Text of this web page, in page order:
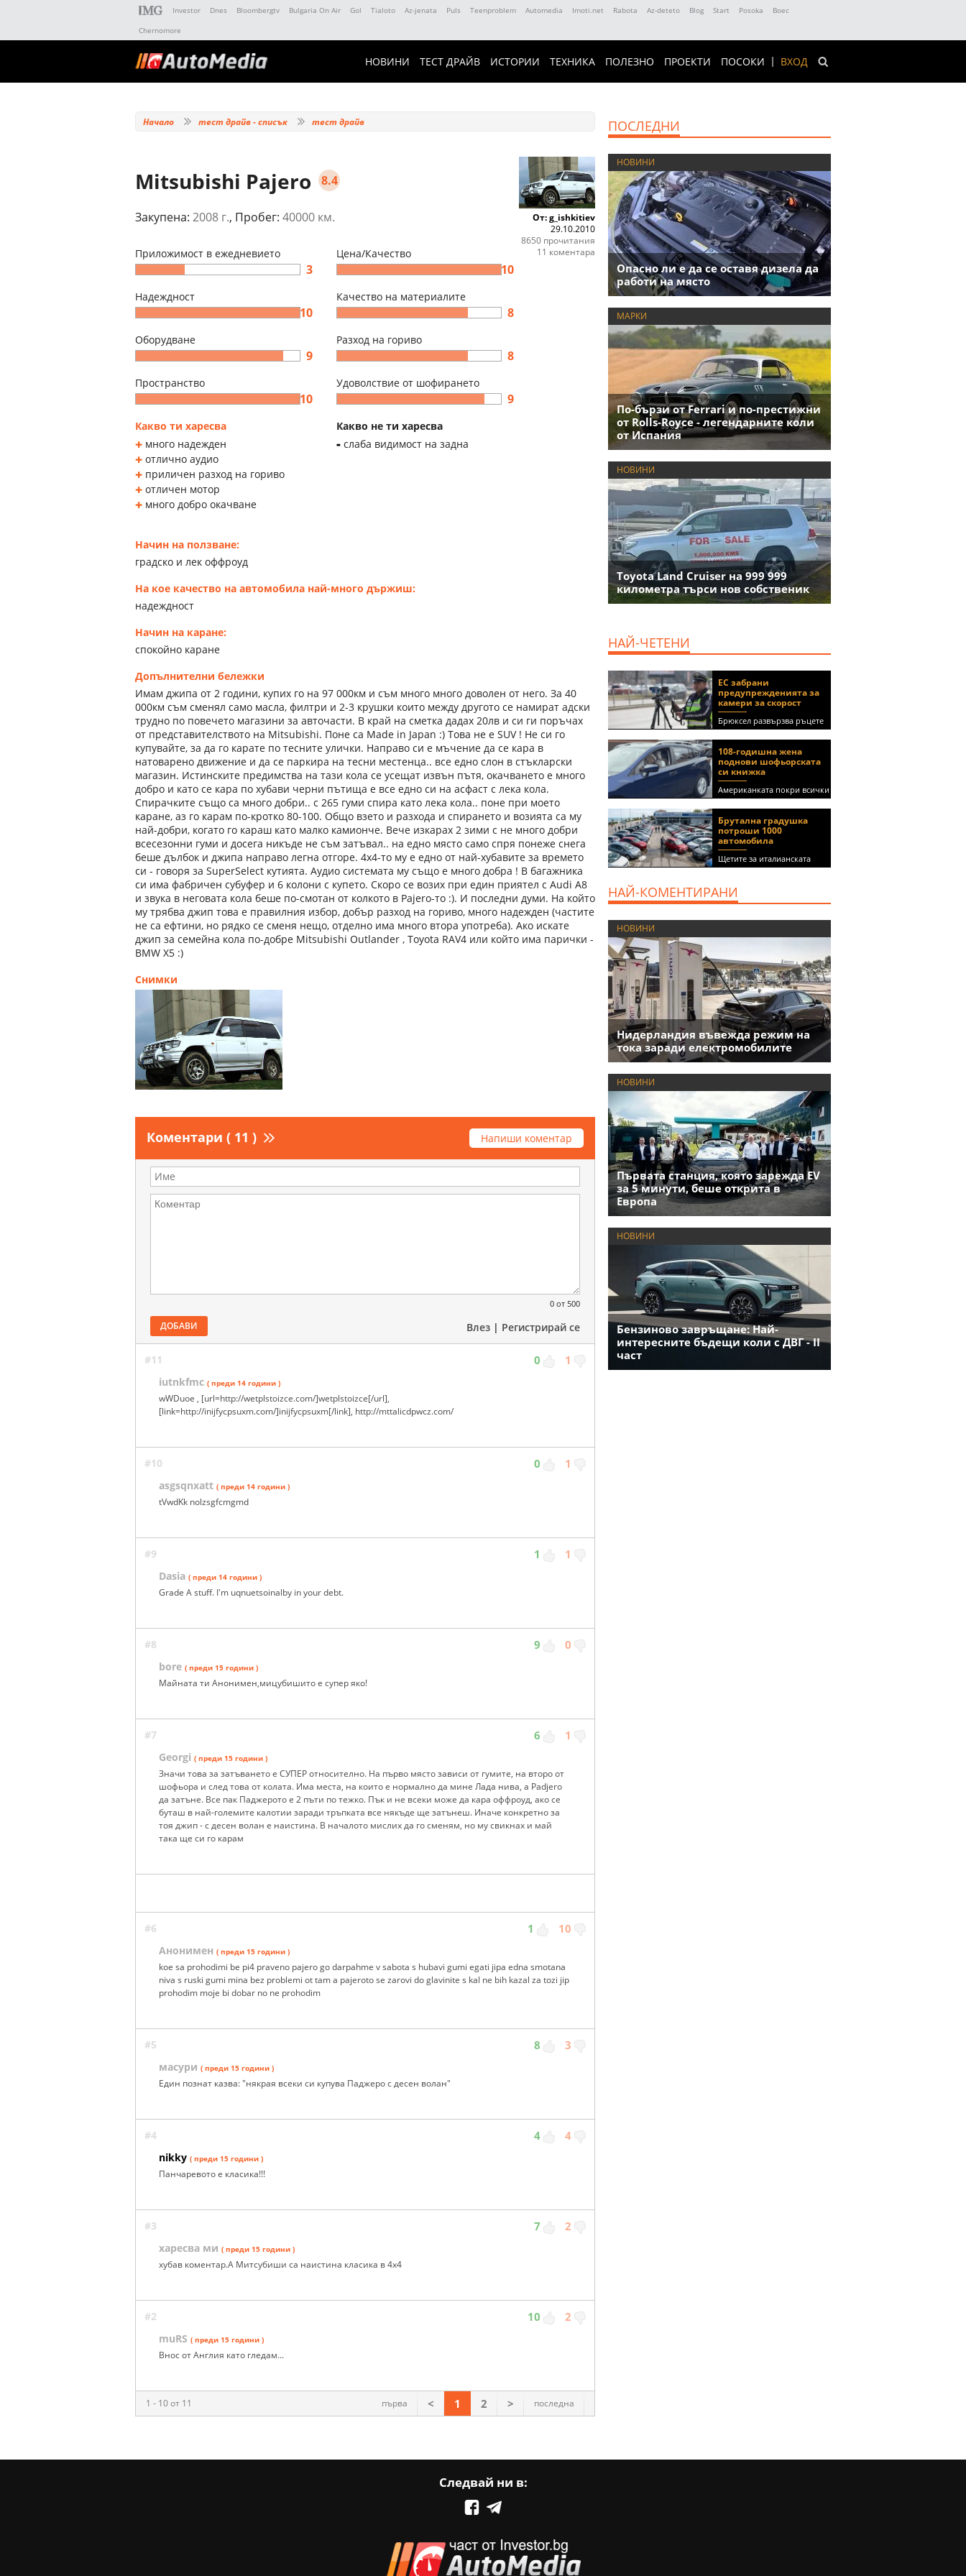
Investor Dnes Bloombergtv Bulgaria On Air Gol Tialoto Az-jenata Puls Teenproblem Automedia Imoti.net Rabota Az-deteto Blog Start Posoka
Boec
Chernomore
ВХОД
НОВИНИ ТЕСТ ДРАЙВ ИСТОРИИ ТЕХНИКА ПОЛЕЗНО ПРОЕКТИ ПОСОКИ
Начало тест драйв - списък тест драйв
Mitsubishi Pajero 8.4
Закупена: 2008 г., Пробег: 40000 км.
Приложимост в ежедневието
3
Надеждност
10
Оборудване
9
Пространство
10
Какво ти харесва
много надежден
отлично аудио
приличен разход на гориво
отличен мотор
много добро окачване
Цена/Качество
10
Качество на материалите
8
Разход на гориво
8
Удоволствие от шофирането
9
Какво не ти харесва
слаба видимост на задна
От: g_ishkitiev
29.10.2010
8650 прочитания
11 коментара
Начин на ползване:
градско и лек оффроуд
На кое качество на автомобила най-много държиш:
надеждност
Начин на каране:
спокойно каране
Допълнителни бележки
Имам джипа от 2 години, купих го на 97 000км и съм много много доволен от него. За 40
000км съм сменял само масла, филтри и 2-3 крушки които между другото се намират адски
трудно по повечето магазини за авточасти. В край на сметка дадах 20лв и си ги поръчах
от представителството на Mitsubishi. Поне са Made in Japan :) Това не е SUV ! Не си го
купувайте, за да го карате по тесните улички. Направо си е мъчение да се кара в
натоварено движение и да се паркира на тесни местенца.. все едно слон в стъкларски
магазин. Истинските предимства на тази кола се усещат извън пътя, окачването е много
добро и като се кара по хубави черни пътища е все едно си на асфаст с лека кола.
Спирачките също са много добри.. с 265 гуми спира като лека кола.. поне при моето
каране, аз го карам по-кротко 80-100. Общо взето и разхода и спирането и возията са му
най-добри, когато го караш като малко камионче. Вече изкарах 2 зими с не много добри
всесезонни гуми и досега никъде не съм затъвал.. на едно място само спря понеже снега
беше дълбок и джипа направо легна отгоре. 4x4-то му е едно от най-хубавите за времето
си - говоря за SuperSelect кутията. Аудио системата му също е много добра ! В багажника
си има фабричен субуфер и 6 колони с купето. Скоро се возих при един приятел с Audi A8
и звука в неговата кола беше по-смотан от колкото в Pajero-то :). И последни думи. На който
му трябва джип това е правилния избор, добър разход на гориво, много надежден (частите
не са ефтини, но рядко се сменя нещо, отделно има много втора употреба). Ако искате
джип за семейна кола по-добре Mitsubishi Outlander , Toyota RAV4 или който има парички -
BMW X5 :)
Снимки
Коментари ( 11 ) Напиши коментар
0 от 500
ДОБАВИ Влез | Регистрирай се
#11 0 1
iutnkfmc ( преди 14 години )
wWDuoe , [url=http://wetplstoizce.com/]wetplstoizce[/url],
[link=http://inijfycpsuxm.com/]inijfycpsuxm[/link], http://mttalicdpwcz.com/
#10 0 1
asgsqnxatt ( преди 14 години )
tVwdKk nolzsgfcmgmd
#9 1 1
Dasia ( преди 14 години )
Grade A stuff. I'm uqnuetsoinalby in your debt.
#8 9 0
bore ( преди 15 години )
Майната ти Анонимен,мицубишито е супер яко!
#7 6 1
Georgi ( преди 15 години )
Значи това за затъването е СУПЕР относително. На първо място зависи от гумите, на второ от
шофьора и след това от колата. Има места, на които е нормално да мине Лада нива, а Padjero
да затъне. Все пак Паджерото е 2 пъти по тежко. Пък и не всеки може да кара оффроуд, ако се
буташ в най-големите калотии заради тръпката все някъде ще затънеш. Иначе конкретно за
тоя джип - с десен волан е наистина. В началото мислих да го сменям, но му свикнах и май
така ще си го карам
#6 1 10
Анонимен ( преди 15 години )
koe sa prohodimi be pi4 praveno pajero go darpahme v sabota s hubavi gumi egati jipa edna smotana
niva s ruski gumi mina bez problemi ot tam a pajeroto se zarovi do glavinite s kal ne bih kazal za tozi jip
prohodim moje bi dobar no ne prohodim
#5 8 3
масури ( преди 15 години )
Един познат казва: "някрая всеки си купува Паджеро с десен волан"
#4 4 4
nikky ( преди 15 години )
Панчаревото е класика!!!
#3 7 2
харесва ми ( преди 15 години )
хубав коментар.А Митсубиши са наистина класика в 4х4
#2 10 2
muRS ( преди 15 години )
Внос от Англия като гледам...
1 - 10 от 11 първа < 1 2 > последна
ПОСЛЕДНИ
НОВИНИ
Опасно ли е да се оставя дизела да
работи на място
МАРКИ
По-бързи от Ferrari и по-престижни
от Rolls-Royce - легендарните коли
от Испания
НОВИНИ
Toyota Land Cruiser на 999 999
километра търси нов собственик
НАЙ-ЧЕТЕНИ
ЕС забрани
предупрежденията за
камери за скорост
Брюксел развързва ръцете
на правителствата за
приложения като Waze и
Google Maps
108-годишна жена
поднови шофьорската
си книжка
Американката покри всички
медицински изисквания, за
(ВИДЕО)
Брутална градушка
потроши 1000
автомобила
Щетите за италианската
автокъща се оценяват на 5
НАЙ-КОМЕНТИРАНИ
НОВИНИ
Нидерландия въвежда режим на
тока заради електромобилите
НОВИНИ
Първата станция, която зарежда EV
за 5 минути, беше открита в
Европа
НОВИНИ
Бензиново завръщане: Най-
интересните бъдещи коли с ДВГ - II
част
Следвай ни в: